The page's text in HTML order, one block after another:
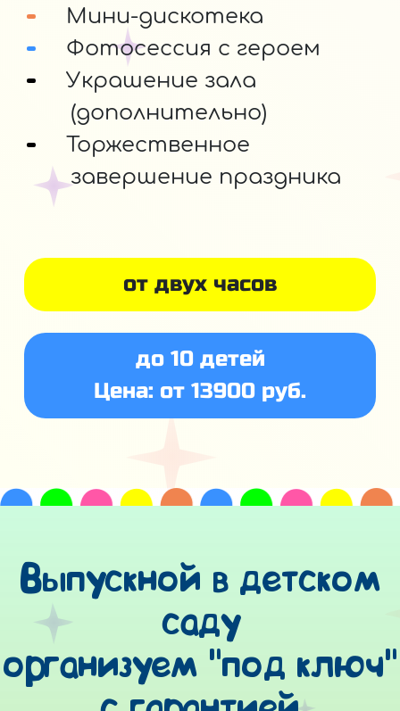
от двух часов
до 10 детей
Цена: от 13900 руб.
Мини-дискотека
Фотосессия с героем
Украшение зала
(дополнительно)
Торжественное
завершение праздника
Выпускной в детском
саду
организуем "под ключ"